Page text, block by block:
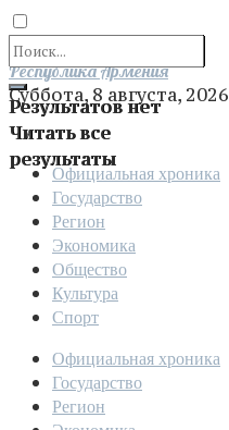
Результатов нет
Читать все
результаты
Отправить
Республика Армения
Суббота, 8 августа, 2026
Официальная хроника
Государство
Регион
Экономика
Общество
Культура
Спорт
Официальная хроника
Государство
Регион